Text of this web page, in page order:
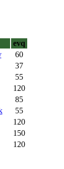
evq
60
37
55
120
85
55
120
150
120